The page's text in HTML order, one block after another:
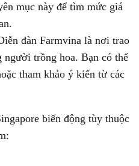
mục này để tìm mức giá
đàn Farmvina là nơi trao
trồng hoa. Bạn có thể
tham khảo ý kiến từ các
biến động tùy thuộc